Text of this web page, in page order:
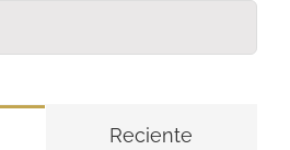
Reciente